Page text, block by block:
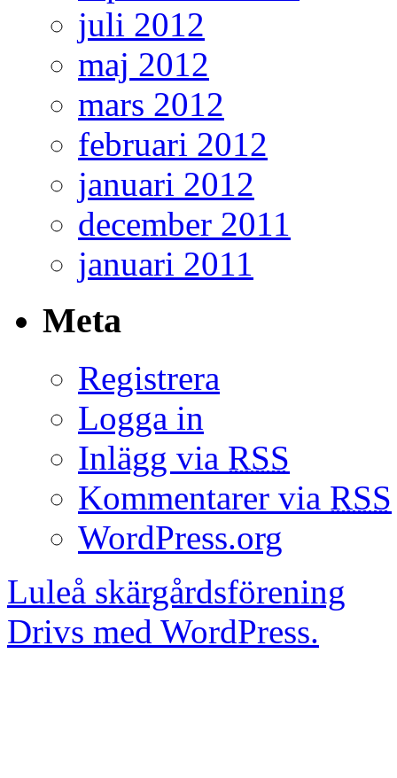
juli 2012
maj 2012
mars 2012
februari 2012
januari 2012
december 2011
januari 2011
Meta
Registrera
Logga in
Inlägg via RSS
Kommentarer via RSS
WordPress.org
Luleå skärgårdsförening
Drivs med WordPress.